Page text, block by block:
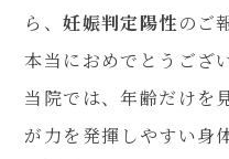
ら、妊娠判定陽性のご
本当におめでとうござ
当院では、年齢だけを
が力を発揮しやすい身